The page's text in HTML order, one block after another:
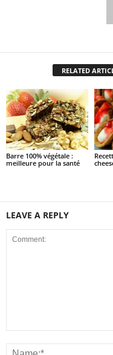
RELATED
Barre 100% végétale :
meilleure pour la santé
LEAVE A REPLY